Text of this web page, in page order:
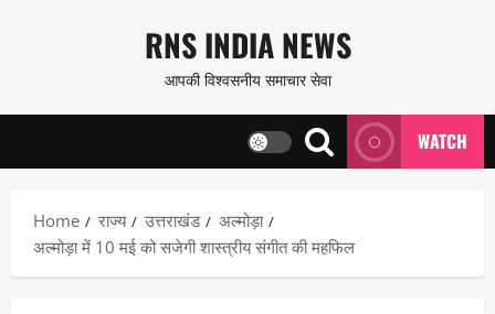
content
RNS INDIA NEWS
आपकी विश्वसनीय समाचार सेवा
WATCH
Home राज्य उत्तराखंड
अल्मोड़ा
अल्मोड़ा में 10 मई को सजेगी शास्त्रीय संगीत की महफिल